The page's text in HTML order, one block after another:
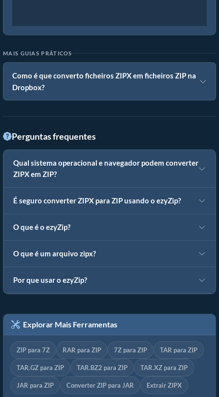
MAIS GUIAS PRÁTICOS
Como é que converto ficheiros ZIPX em ficheiros ZIP na
Dropbox?
Perguntas frequentes
Qual sistema operacional e navegador podem converter
ZIPX em ZIP?
É seguro converter ZIPX para ZIP usando o ezyZip?
O que é o ezyZip?
O que é um arquivo zipx?
Por que usar o ezyZip?
Explorar Mais Ferramentas
ZIP para 7Z RAR para ZIP 7Z para ZIP TAR para ZIP
TAR.GZ para ZIP TAR.BZ2 para ZIP TAR.XZ para ZIP
JAR para ZIP Converter ZIP para JAR Extrair ZIPX